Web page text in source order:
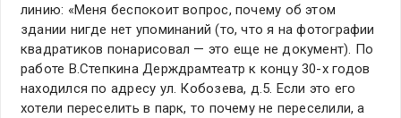
линию: «Меня беспокоит вопрос, почему об этом
здании нигде нет упоминаний (то, что я на фотографии
квадратиков понарисовал — это еще не документ). По
работе В.Степкина Держдрамтеатр к концу 30-х годов
находился по адресу ул. Кобозева, д.5. Если это его
хотели переселить в парк, то почему не переселили, а